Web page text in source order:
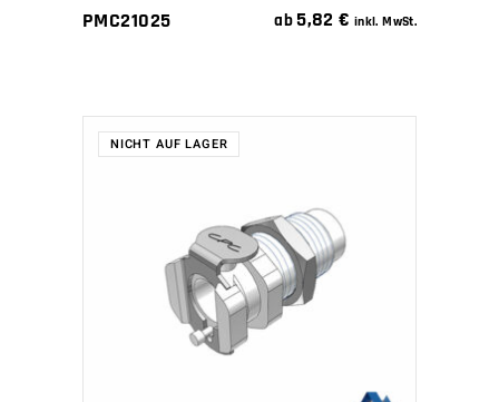
PMC21025 ab5,82€ inkl. MwSt.
NICHT AUF LAGER
WEITERLESEN